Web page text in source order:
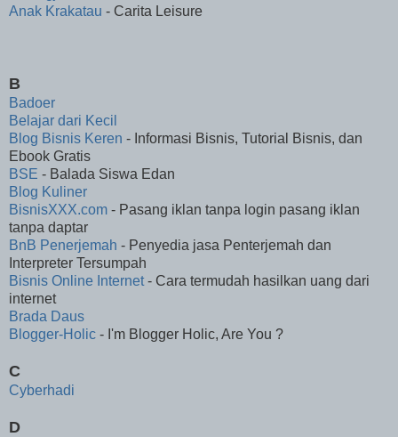
Anak Krakatau - Carita Leisure
B
Badoer
Belajar dari Kecil
Blog Bisnis Keren - Informasi Bisnis, Tutorial Bisnis, dan
Ebook Gratis
BSE - Balada Siswa Edan
Blog Kuliner
BisnisXXX.com - Pasang iklan tanpa login pasang iklan
tanpa daptar
BnB Penerjemah - Penyedia jasa Penterjemah dan
Interpreter Tersumpah
Bisnis Online Internet- Cara termudah hasilkan uang dari
internet
Brada Daus
Blogger-Holic - I'm Blogger Holic, Are You ?
C
Cyberhadi
D